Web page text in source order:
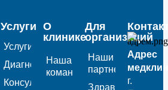
Услуги
Услуги
Диагностика
Консультации
О
клинике
Наша
команда
Для
организаций
Наши
партнеры
Здравпункты
Адрес
г.